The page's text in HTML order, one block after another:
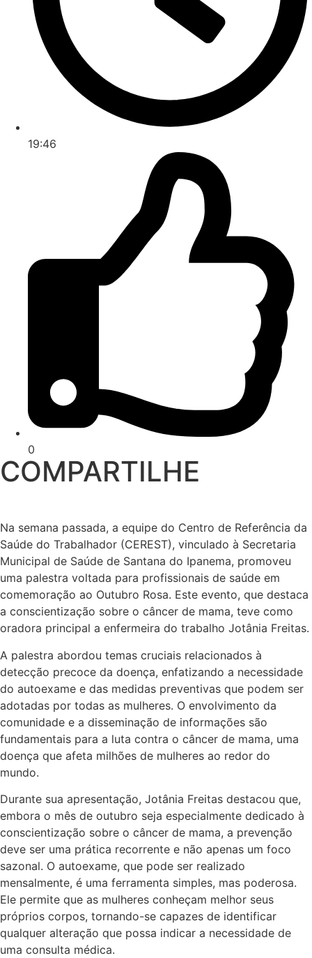
19:46
0
COMPARTILHE
Na semana passada, a equipe do Centro de Referência da
Saúde do Trabalhador (CEREST), vinculado à Secretaria
Municipal de Saúde de Santana do Ipanema, promoveu
uma palestra voltada para profissionais de saúde em
comemoração ao Outubro Rosa. Este evento, que destaca
a conscientização sobre o câncer de mama, teve como
oradora principal a enfermeira do trabalho Jotânia Freitas.
A palestra abordou temas cruciais relacionados à
detecção precoce da doença, enfatizando a necessidade
do autoexame e das medidas preventivas que podem ser
adotadas por todas as mulheres. O envolvimento da
comunidade e a disseminação de informações são
fundamentais para a luta contra o câncer de mama, uma
doença que afeta milhões de mulheres ao redor do
mundo.
Durante sua apresentação, Jotânia Freitas destacou que,
embora o mês de outubro seja especialmente dedicado à
conscientização sobre o câncer de mama, a prevenção
deve ser uma prática recorrente e não apenas um foco
sazonal. O autoexame, que pode ser realizado
mensalmente, é uma ferramenta simples, mas poderosa.
Ele permite que as mulheres conheçam melhor seus
próprios corpos, tornando-se capazes de identificar
qualquer alteração que possa indicar a necessidade de
uma consulta médica.